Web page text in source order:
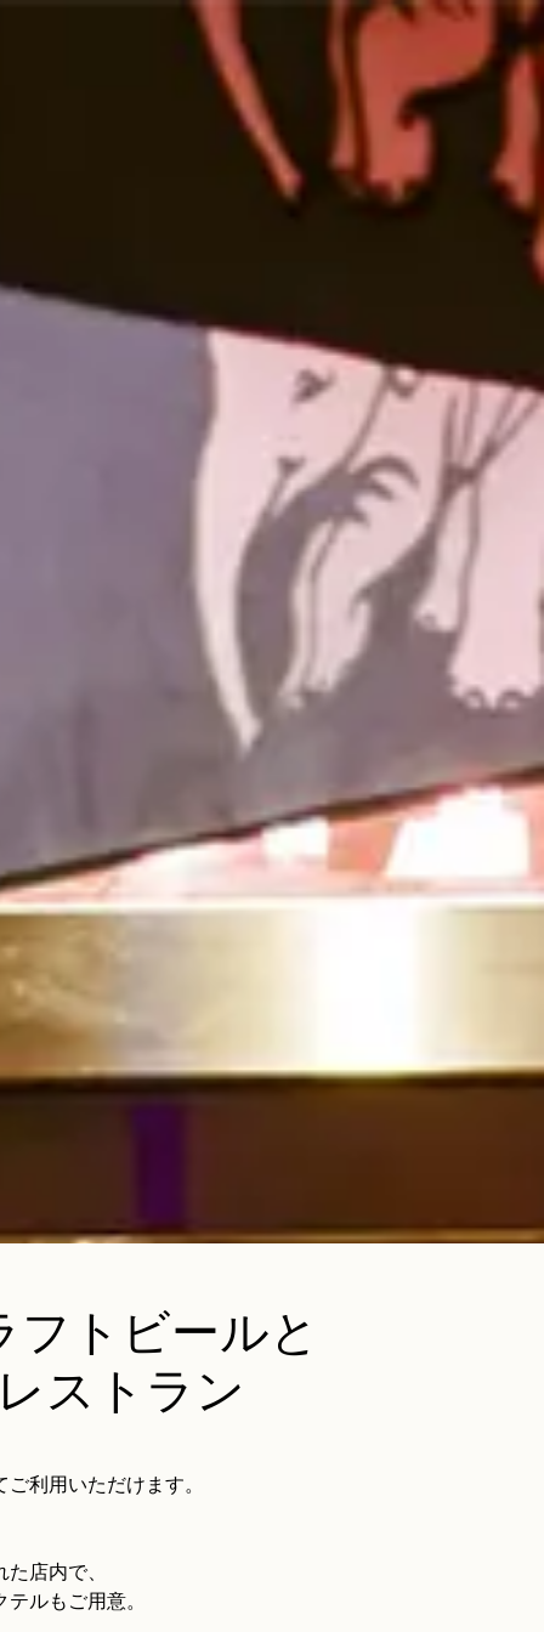
トビールと
ストラン
利用いただけます。
店内で、
ルもご用意。